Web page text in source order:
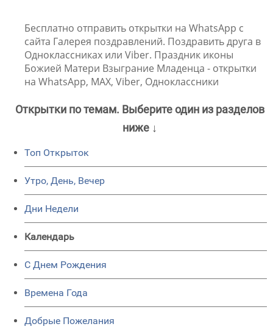
Бесплатно отправить открытки на WhatsApp с
сайта Галерея поздравлений. Поздравить друга в
Одноклассниках или Viber. Праздник иконы
Божией Матери Взыграние Младенца - открытки
на WhatsApp, MAX, Viber, Одноклассники
Открытки по темам. Выберите один из разделов
ниже ↓
Топ Открыток
Утро, День, Вечер
Дни Недели
Календарь
C Днем Рождения
Времена Года
Добрые Пожелания